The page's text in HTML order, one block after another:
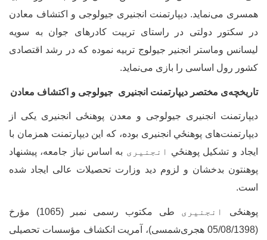
مینماید. دیپارتمنت انجنیری جیولوجی و اکتشاف معادن
سکتور دولتی در راستای تربیت کادرهای جوان به سویه
وماستر انجنیر جیولوج تربیه نموده که در رشد اقتصادی
رول اساسی را بازی مینماید.
مختصر دیپارتمنت انجنیری جیولوجی و اکتشاف معادن
انجنیری جیولوجی و معدن پوهنځی انجنیری یکی از
پوهنځي انجنیری بوده، که این دیپارتمنت همزمان با
و تشکیل پوهنځيانجنیری به اساس نیاز جامعه، پیشنهاد
بدخشان و لزوم دید وزارت تحصیلات عالی ایجاد شده
انجنیری
طی مکتوب رسمی نمبر (1065) مؤرخ
(05/08/1398 هجری‌شمسی)، آمریت انکشاف مؤسسات تحصیلی